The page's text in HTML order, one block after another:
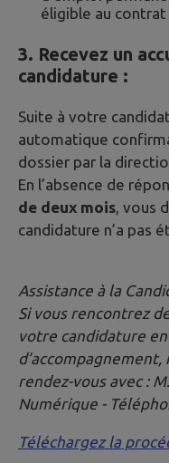
éligible au contrat
3. Recevez un
candidature :
Suite à votre
automatique
dossier par la
En l’absence de
de deux mois, vous
candidature n’a pas
Assistance à la
Si vous rencontrez
votre candidature
rendez-vous avec :
Numérique -
Téléchargez la